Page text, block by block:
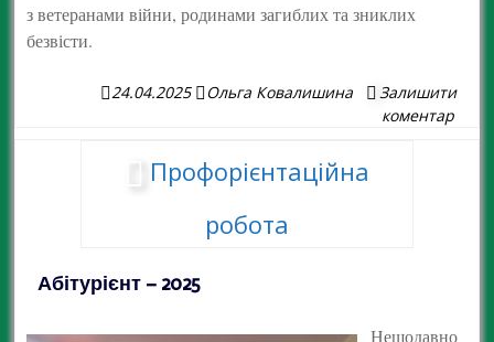
з ветеранами війни, родинами загиблих та зниклих
безвісти.
24.04.2025 Ольга Ковалишина
Залишити
коментар
Профорієнтаційна
робота
Абітурієнт – 2025
Нещодавно